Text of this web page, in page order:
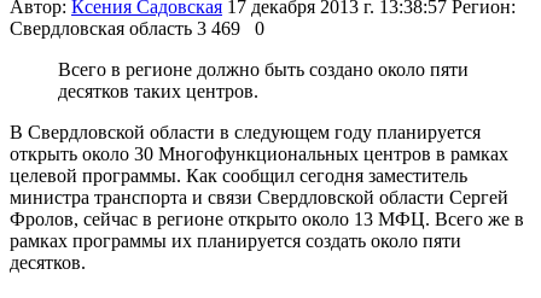
Автор: Ксения Садовская 17 декабря 2013 г. 13:38:57 Регион:
Свердловская область 3 469 0
Всего в регионе должно быть создано около пяти
десятков таких центров.
В Свердловской области в следующем году планируется
открыть около 30 Многофункциональных центров в рамках
целевой программы. Как сообщил сегодня заместитель
министра транспорта и связи Свердловской области Сергей
Фролов, сейчас в регионе открыто около 13 МФЦ. Всего же в
рамках программы их планируется создать около пяти
десятков.